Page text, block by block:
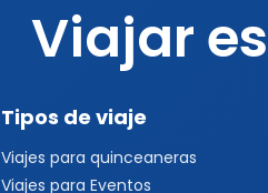
Viajar
Tipos de viaje
Viajes para quinceaneras
Viajes para Eventos